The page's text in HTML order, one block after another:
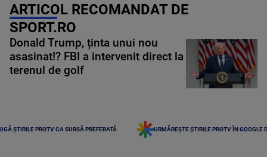
ARTICOL RECOMANDAT DE
SPORT.RO
Donald Trump, ținta unui nou
asasinat!? FBI a intervenit direct la
terenul de golf
ȘTIRILE PROTV CA SURSĂ PREFERATĂ URMĂREȘTE ȘTIRILE PROTV ÎN GOOGLE